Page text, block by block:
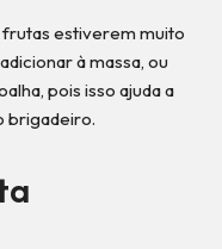
frutas estiverem muito
à massa, ou
pois isso ajuda a
brigadeiro.